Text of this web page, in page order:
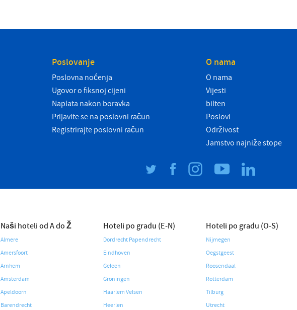
Poslovanje
Poslovna noćenja
Ugovor o fiksnoj cijeni
Naplata nakon boravka
Prijavite se na poslovni račun
Registrirajte poslovni račun
O nama
O nama
Vijesti
bilten
Poslovi
Održivost
Jamstvo najniže stope
Naši hoteli od A do Ž
Almere
Amersfoort
Arnhem
Amsterdam
Apeldoorn
Barendrecht
Hoteli po gradu (E-N)
Dordrecht Papendrecht
Eindhoven
Geleen
Groningen
Haarlem Velsen
Heerlen
Hoteli po gradu (O-S)
Nijmegen
Oegstgeest
Roosendaal
Rotterdam
Tilburg
Utrecht